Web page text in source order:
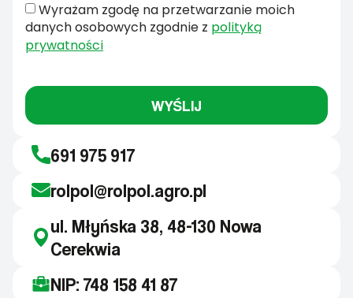
Wyrażam zgodę na przetwarzanie moich
danych osobowych zgodnie z polityką
prywatności
WYŚLIJ
691 975 917
rolpol@rolpol.agro.pl
ul. Młyńska 38, 48-130 Nowa
Cerekwia
NIP: 748 158 41 87